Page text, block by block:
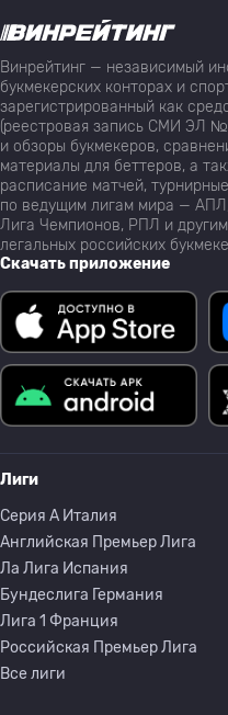
Винрейтинг — независимый
букмекерских конторах и
зарегистрированный как
(реестровая запись СМИ ЭЛ
и обзоры букмекеров,
материалы для беттеров, а
расписание матчей,
по ведущим лигам мира —
Лига Чемпионов, РПЛ и
легальных российских
Скачать приложение
Лиги
Серия A Италия
Английская Премьер Лига
Ла Лига Испания
Бундеслига Германия
Лига 1 Франция
Российская Премьер Лига
Все лиги